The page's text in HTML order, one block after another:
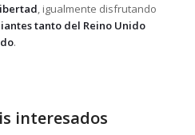
, igualmente disfrutando
tanto del Reino Unido
.
interesados